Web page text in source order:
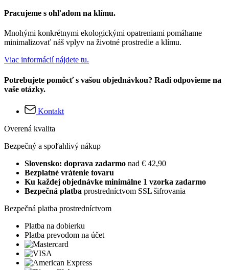
Pracujeme s ohľadom na klímu.
Mnohými konkrétnymi ekologickými opatreniami pomáhame
minimalizovať náš vplyv na životné prostredie a klímu.
Viac informácií nájdete tu.
Potrebujete pomôcť s vašou objednávkou? Radi odpovieme na
vaše otázky.
Kontakt
Overená kvalita
Bezpečný a spoľahlivý nákup
Slovensko: doprava zadarmo nad € 42,90
Bezplatné vrátenie tovaru
Ku každej objednávke minimálne 1 vzorka zadarmo
Bezpečná platba prostredníctvom SSL šifrovania
Bezpečná platba prostredníctvom
Platba na dobierku
Platba prevodom na účet